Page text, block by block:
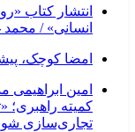
انتشار کتاب
انسانی» /
امضا کوچک،
امین
کمیته راهبری؛
تجاری‌سازی